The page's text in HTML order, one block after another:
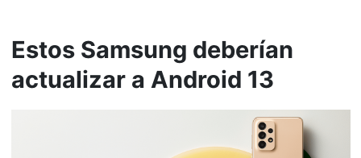
Estos Samsung deberían
actualizar a Android 13